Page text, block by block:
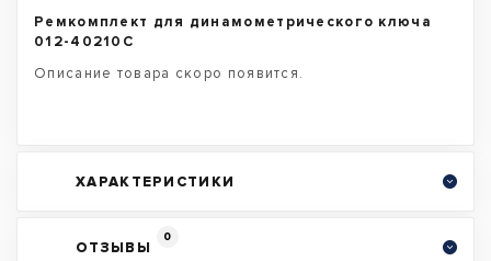
Ремкомплект для динамометрического ключа
012-40210C
Описание товара скоро появится.
ХАРАКТЕРИСТИКИ
ОТЗЫВЫ
0